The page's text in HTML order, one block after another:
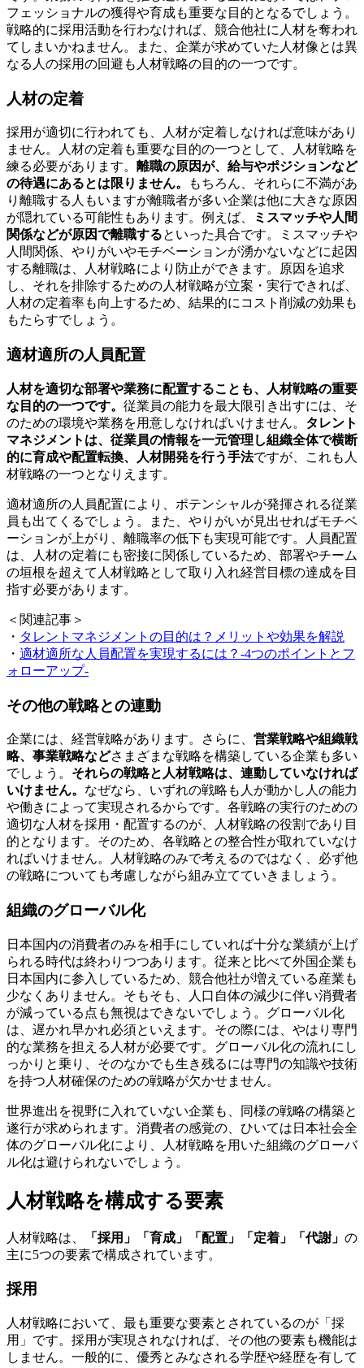
フェッショナルの獲得や育成も重要な目的となるでしょう。
戦略的に採用活動を行わなければ、競合他社に人材を奪われ
てしまいかねません。また、企業が求めていた人材像とは異
なる人の採用の回避も人材戦略の目的の一つです。
人材の定着
採用が適切に行われても、人材が定着しなければ意味があり
ません。人材の定着も重要な目的の一つとして、人材戦略を
練る必要があります。 離職の原因が、給与やポジションなど
の待遇にあるとは限りません。
もちろん、それらに不満があ
り離職する人もいますが離職者が多い企業は他に大きな原因
が隠れている可能性もあります。例えば、
ミスマッチや人間
関係などが原因で離職するといった具合です。ミスマッチや
人間関係、やりがいやモチベーションが湧かないなどに起因
する離職は、人材戦略により防止ができます。原因を追求
し、それを排除するための人材戦略が立案・実行できれば、
人材の定着率も向上するため、結果的にコスト削減の効果も
もたらすでしょう。
適材適所の人員配置
人材を適切な部署や業務に配置することも、人材戦略の重要
な目的の一つです。 従業員の能力を最大限引き出すには、そ
のための環境や業務を用意しなければいけません。 タレント
マネジメントは、従業員の情報を一元管理し組織全体で横断
的に育成や配置転換、人材開発を行う手法ですが、これも人
材戦略の一つとなりえます。
適材適所の人員配置により、ポテンシャルが発揮される従業
員も出てくるでしょう。また、やりがいが見出せればモチベ
ーションが上がり、離職率の低下も実現可能です。人員配置
は、人材の定着にも密接に関係しているため、部署やチーム
の垣根を超えて人材戦略として取り入れ経営目標の達成を目
指す必要があります。
＜関連記事＞
・ タレントマネジメントの目的は？メリットや効果を解説
・ 適材適所な人員配置を実現するには？-4つのポイントとフ
ォローアップ-
その他の戦略との連動
企業には、経営戦略があります。さらに、 営業戦略や組織戦
略、事業戦略などさまざまな戦略を構築している企業も多い
でしょう。 それらの戦略と人材戦略は、連動していなければ
いけません。 なぜなら、いずれの戦略も人が動かし人の能力
や働きによって実現されるからです。各戦略の実行のための
適切な人材を採用・配置するのが、人材戦略の役割であり目
的となります。そのため、各戦略との整合性が取れていなけ
ればいけません。人材戦略のみで考えるのではなく、必ず他
の戦略についても考慮しながら組み立てていきましょう。
組織のグローバル化
日本国内の消費者のみを相手にしていれば十分な業績が上げ
られる時代は終わりつつあります。従来と比べて外国企業も
日本国内に参入しているため、競合他社が増えている産業も
少なくありません。そもそも、人口自体の減少に伴い消費者
が減っている点も無視はできないでしょう。グローバル化
は、遅かれ早かれ必須といえます。その際には、やはり専門
的な業務を担える人材が必要です。グローバル化の流れにし
っかりと乗り、そのなかでも生き残るには専門の知識や技術
を持つ人材確保のための戦略が欠かせません。
世界進出を視野に入れていない企業も、同様の戦略の構築と
遂行が求められます。消費者の感覚の、ひいては日本社会全
体のグローバル化により、人材戦略を用いた組織のグローバ
ル化は避けられないでしょう。
人材戦略を構成する要素
人材戦略は、 「採用」「育成」「配置」「定着」「代謝」 の
主に5つの要素で構成されています。
採用
人材戦略において、最も重要な要素とされているのが「採
用」です。採用が実現されなければ、その他の要素も機能は
しません。一般的に、優秀とみなされる学歴や経歴を有して